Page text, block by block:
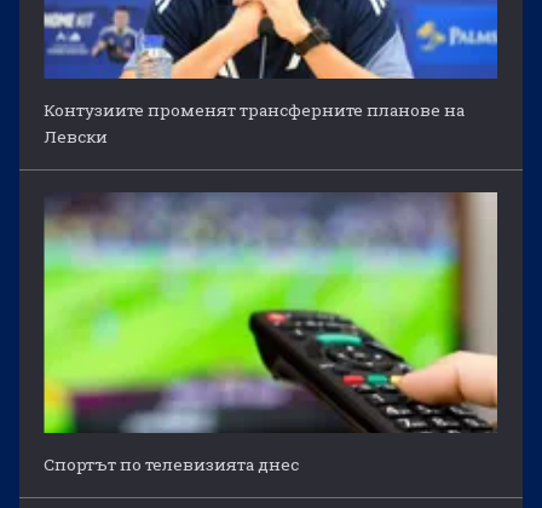
Контузиите променят трансферните планове на
Левски
Спортът по телевизията днес